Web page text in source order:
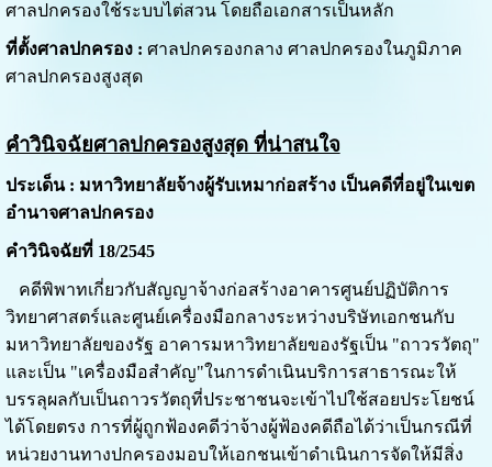
ศาลปกครองใช้ระบบไต่สวน โดยถือเอกสารเป็นหลัก
ที่ตั้งศาลปกครอง : ศาลปกครองกลาง ศาลปกครองในภูมิภาค
ศาลปกครองสูงสุด
คำวินิจฉัยศาลปกครองสูงสุด ที่น่าสนใจ
ประเด็น : มหาวิทยาลัยจ้างผู้รับเหมาก่อสร้าง เป็นคดีที่อยู่ในเขต
อำนาจศาลปกครอง
คำวินิจฉัยที่ 18/2545
คดีพิพาทเกี่ยวกับสัญญาจ้างก่อสร้างอาคารศูนย์ปฏิบัติการ
วิทยาศาสตร์และศูนย์เครื่องมือกลางระหว่างบริษัทเอกชนกับ
มหาวิทยาลัยของรัฐ อาคารมหาวิทยาลัยของรัฐเป็น "ถาวรวัตถุ"
และเป็น "เครื่องมือสำคัญ"ในการดำเนินบริการสาธารณะให้
บรรลุผลกับเป็นถาวรวัตถุที่ประชาชนจะเข้าไปใช้สอยประโยชน์
ได้โดยตรง การที่ผู้ถูกฟ้องคดีว่าจ้างผู้ฟ้องคดีถือได้ว่าเป็นกรณีที่
หน่วยงานทางปกครองมอบให้เอกชนเข้าดำเนินการจัดให้มีสิ่ง